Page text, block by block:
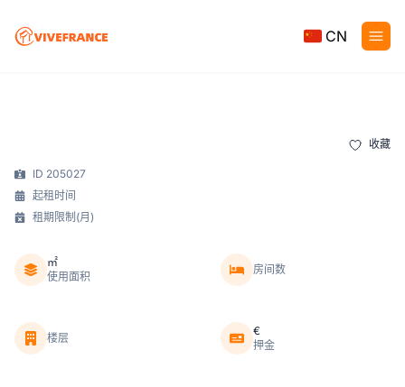
CN
收藏
ID 205027
起租时间
租期限制(月)
㎡
使用面积
房间数
楼层
€
押金